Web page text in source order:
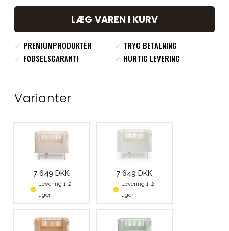
LÆG VAREN I KURV
✓ PREMIUMPRODUKTER ✓ TRYG BETALNING
✓ FØDSELSGARANTI ✓ HURTIG LEVERING
Varianter
7 649 DKK
Levering 1-2
uger
7 649 DKK
Levering 1-2
uger